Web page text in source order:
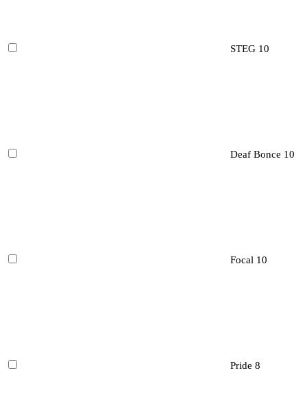
STEG 10
Deaf Bonce 10
Focal 10
Pride 8